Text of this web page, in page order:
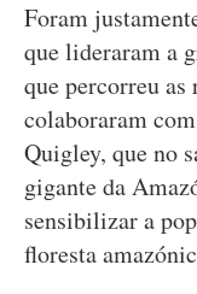
Foram
que lideraram a
que percorreu as
colaboraram
Quigley, que no
gigante da
sensibilizar a
floresta